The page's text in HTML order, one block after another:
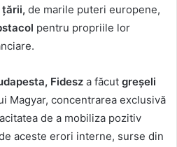
de marile puteri europene,
pentru propriile lor
Fidesz a făcut greșeli
Magyar, concentrarea exclusivă
de a mobiliza pozitiv
aceste erori interne, surse din